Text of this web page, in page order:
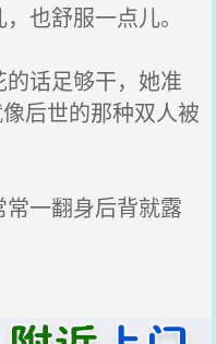
也舒服一点儿。
话足够干，她准
后世的那种双人被
一翻身后背就露